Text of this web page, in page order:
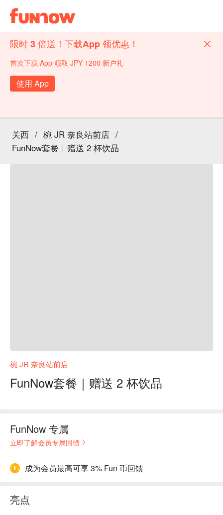
限时 3 倍送！下载App 领优惠！
首次下载 App 领取 JPY 1200 新户礼
使用 App
关西 / 椀 JR 奈良站前店 /
FunNow套餐｜赠送 2 杯饮品
椀 JR 奈良站前店
FunNow套餐｜赠送 2 杯饮品
FunNow 专属
立即了解会员专属回馈
成为会员最高可享 3% Fun 币回馈
亮点